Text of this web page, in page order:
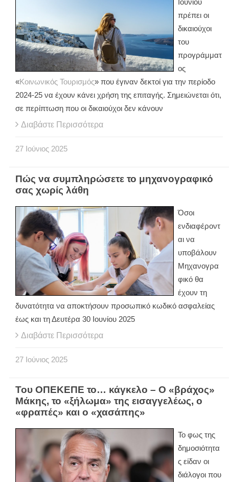
Ιουνίου
πρέπει οι
δικαιούχοι
του
προγράμματ
ος
«Κοινωνικός Τουρισμός» που έγιναν δεκτοί για την περίοδο
2024-25 να έχουν κάνει χρήση της επιταγής. Σημειώνεται ότι,
σε περίπτωση που οι δικαιούχοι δεν κάνουν
Διαβάστε Περισσότερα
27 Ιούνιος 2025
Πώς να συμπληρώσετε το μηχανογραφικό
σας χωρίς λάθη
Όσοι
ενδιαφέροντ
αι να
υποβάλουν
Μηχανογρα
φικό θα
έχουν τη
δυνατότητα να αποκτήσουν προσωπικό κωδικό ασφαλείας
έως και τη Δευτέρα 30 Ιουνίου 2025
Διαβάστε Περισσότερα
27 Ιούνιος 2025
Του ΟΠΕΚΕΠΕ το… κάγκελο – Ο «βράχος»
Μάκης, το «ξήλωμα» της εισαγγελέως, ο
«φραπές» και ο «χασάπης»
Το φως της
δημοσιότητα
ς είδαν οι
διάλογοι που